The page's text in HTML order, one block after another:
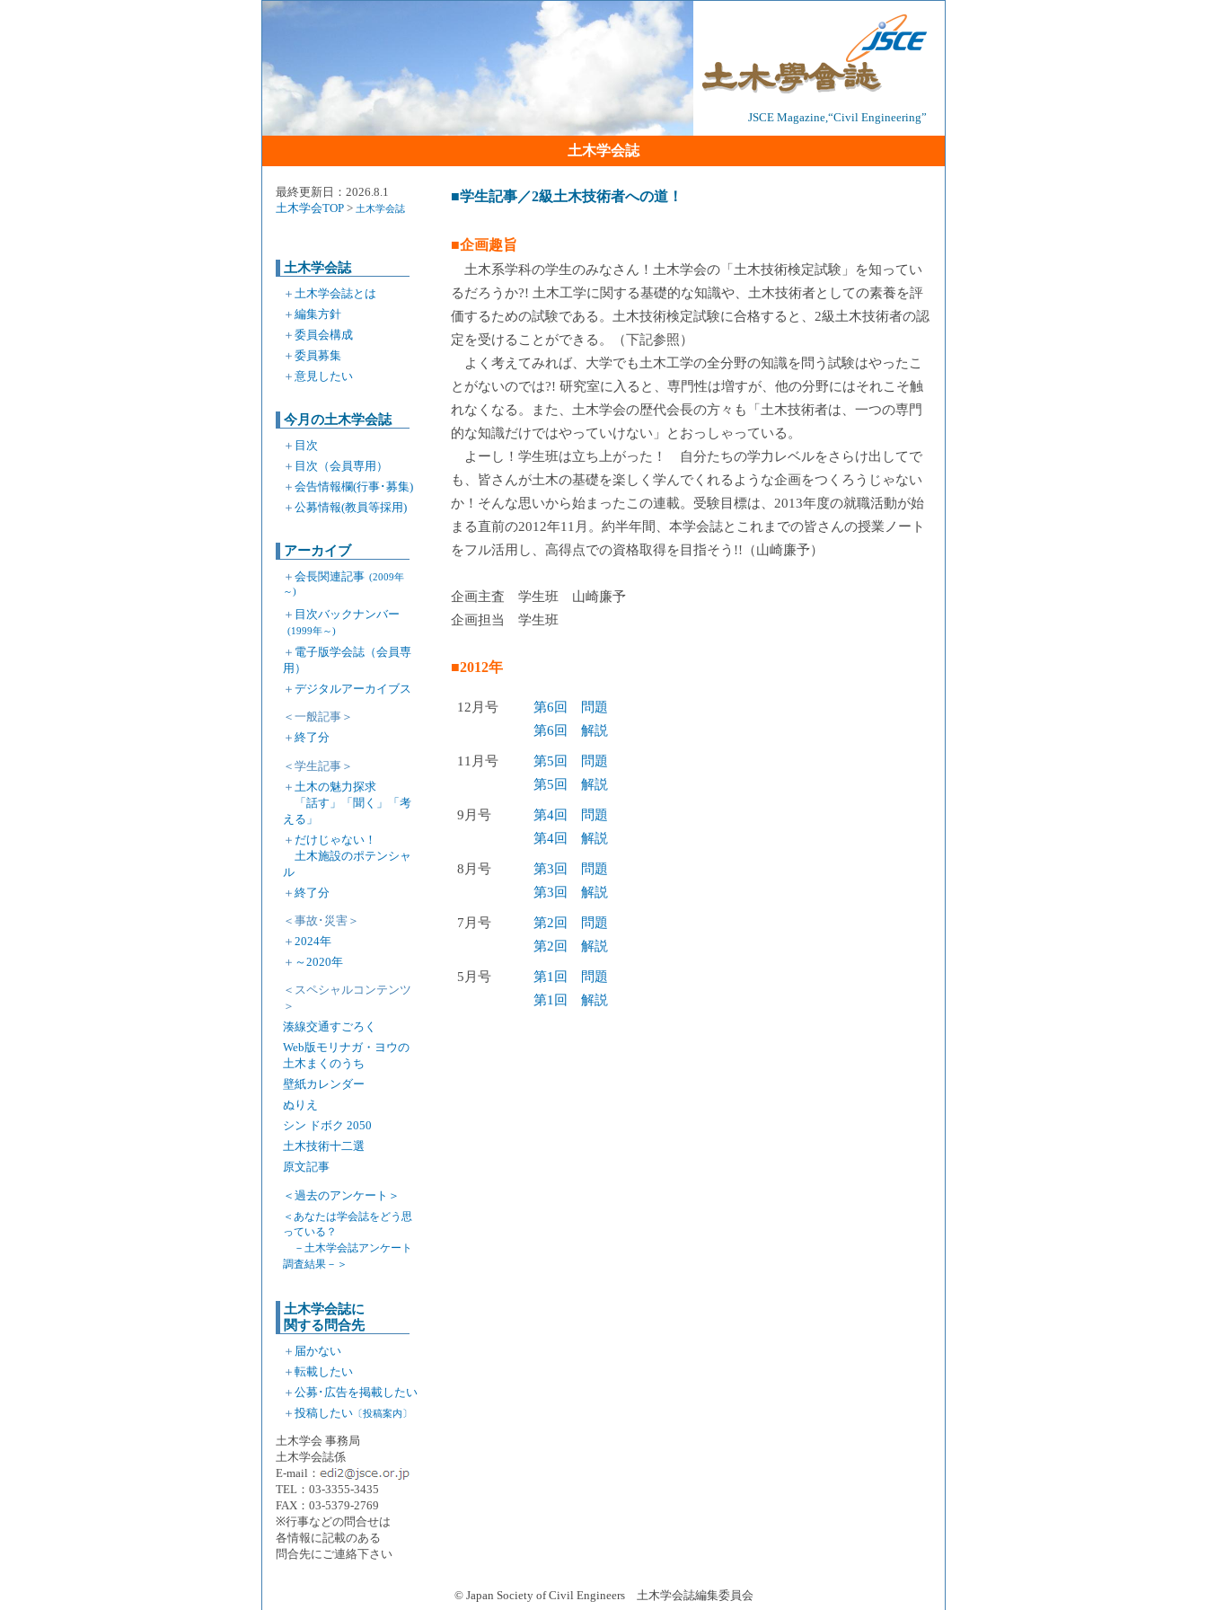
JSCE Magazine,“Civil Engineering”
土木学会誌
最終更新日：2026.8.1
土木学会TOP > 土木学会誌
土木学会誌
＋ 土木学会誌とは
＋ 編集方針
＋ 委員会構成
＋ 委員募集
＋ 意見したい
今月の土木学会誌
＋ 目次
＋ 目次（会員専用）
＋ 会告情報欄(行事･募集)
＋ 公募情報(教員等採用)
アーカイブ
＋ 会長関連記事 (2009年
～)
＋ 目次バックナンバー
(1999年～)
＋ 電子版学会誌（会員専
用）
＋ デジタルアーカイブス
＜一般記事＞
＋ 終了分
＜学生記事＞
＋ 土木の魅力探求
「話す」「聞く」「考
える」
＋ だけじゃない！
土木施設のポテンシャ
ル
＋ 終了分
＜事故･災害＞
＋ 2024年
＋ ～2020年
＜スペシャルコンテンツ
＞
湊線交通すごろく
Web版モリナガ・ヨウの
土木まくのうち
壁紙カレンダー
ぬりえ
シン ドボク 2050
土木技術十二選
原文記事
＜過去のアンケート＞
＜あなたは学会誌をどう思
っている？
－土木学会誌アンケート
調査結果－＞
土木学会誌に
関する問合先
＋ 届かない
＋ 転載したい
＋ 公募･広告を掲載したい
＋ 投稿したい 〔投稿案内〕
土木学会 事務局
土木学会誌係
E-mail：
TEL：03-3355-3435
FAX：03-5379-2769
※行事などの問合せは
各情報に記載のある
問合先にご連絡下さい
■学生記事／2級土木技術者への道！
■企画趣旨
土木系学科の学生のみなさん！土木学会の「土木技術検定試験」を知ってい
るだろうか?! 土木工学に関する基礎的な知識や、土木技術者としての素養を評
価するための試験である。土木技術検定試験に合格すると、2級土木技術者の認
定を受けることができる。（下記参照）
よく考えてみれば、大学でも土木工学の全分野の知識を問う試験はやったこ
とがないのでは?! 研究室に入ると、専門性は増すが、他の分野にはそれこそ触
れなくなる。また、土木学会の歴代会長の方々も「土木技術者は、一つの専門
的な知識だけではやっていけない」とおっしゃっている。
よーし！学生班は立ち上がった！ 自分たちの学力レベルをさらけ出してで
も、皆さんが土木の基礎を楽しく学んでくれるような企画をつくろうじゃない
か！そんな思いから始まったこの連載。受験目標は、2013年度の就職活動が始
まる直前の2012年11月。約半年間、本学会誌とこれまでの皆さんの授業ノート
をフル活用し、高得点での資格取得を目指そう!!（山崎廉予）
企画主査 学生班 山崎廉予
企画担当 学生班
■2012年
12月号
第6回 問題
第6回 解説
11月号
第5回 問題
第5回 解説
9月号
第4回 問題
第4回 解説
8月号
第3回 問題
第3回 解説
7月号
第2回 問題
第2回 解説
5月号
第1回 問題
第1回 解説
© Japan Society of Civil Engineers 土木学会誌編集委員会